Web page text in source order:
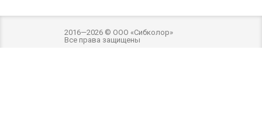
2016—2026 © ООО «Сибколор»
Все права защищены